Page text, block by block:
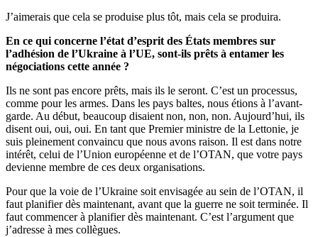
J’aimerais que cela se produise plus tôt, mais cela se produira.
En ce qui concerne l’état d’esprit des États membres sur
l’adhésion de l’Ukraine à l’UE, sont-ils prêts à entamer les
négociations cette année ?
Ils ne sont pas encore prêts, mais ils le seront. C’est un processus,
comme pour les armes. Dans les pays baltes, nous étions à l’avant-
garde. Au début, beaucoup disaient non, non, non. Aujourd’hui, ils
disent oui, oui, oui. En tant que Premier ministre de la Lettonie, je
suis pleinement convaincu que nous avons raison. Il est dans notre
intérêt, celui de l’Union européenne et de l’OTAN, que votre pays
devienne membre de ces deux organisations.
Pour que la voie de l’Ukraine soit envisagée au sein de l’OTAN, il
faut planifier dès maintenant, avant que la guerre ne soit terminée. Il
faut commencer à planifier dès maintenant. C’est l’argument que
j’adresse à mes collègues.